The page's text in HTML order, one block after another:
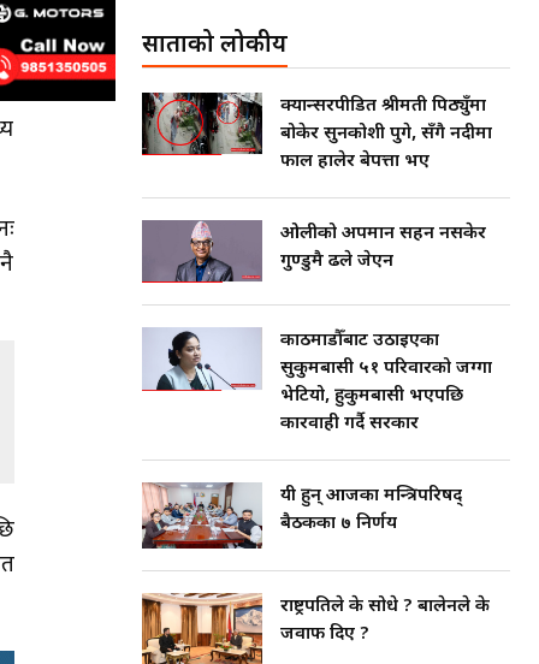
साताको लोकप्रीय
क्यान्सरपीडित श्रीमती पिठ्युँमा
बोकेर सुनकोशी पुगे, सँगै नदीमा
फाल हालेर बेपत्ता भए
ओलीको अपमान सहन नसकेर
गुण्डुमै ढले जेएन
काठमाडौँबाट उठाइएका
सुकुमबासी ५१ परिवारको जग्गा
भेटियो, हुकुमबासी भएपछि
कारवाही गर्दै सरकार
यी हुन् आजका मन्त्रिपरिषद्
बैठकका ७ निर्णय
राष्ट्रपतिले के सोधे ? बालेनले के
जवाफ दिए ?